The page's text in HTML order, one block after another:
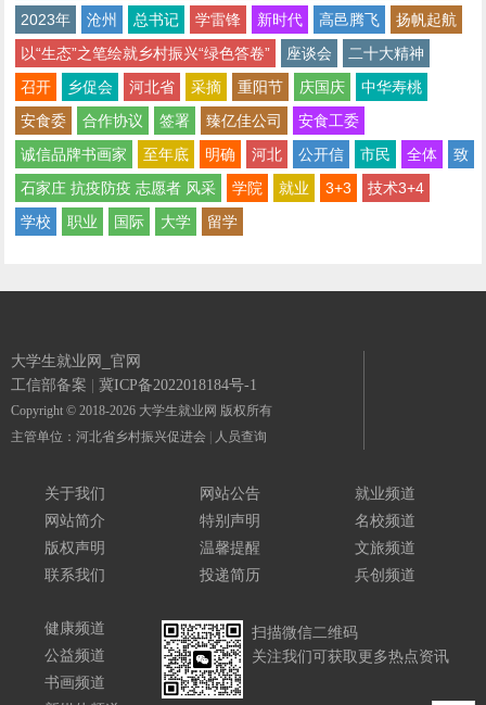
2023年
沧州 总书记 学雷锋 新时代 高邑腾飞
扬帆起航
以“生态”之笔绘就乡村振兴“绿色答卷”
座谈会
二十大精神
召开
乡促会 河北省 采摘 重阳节 庆国庆
中华寿桃
安食委
合作协议 签署 臻亿佳公司
安食工委
诚信品牌书画家
至年底 明确 河北 公开信 市民 全体
致
石家庄 抗疫防疫 志愿者 风采
学院 就业 3+3
技术3+4
学校
职业 国际 大学 留学
大学生就业网_官网
工信部备案 | 冀ICP备2022018184号-1
Copyright © 2018-2026 大学生就业网 版权所有
主管单位：河北省乡村振兴促进会 | 人员查询
关于我们
网站简介
版权声明
联系我们
网站公告
特别声明
温馨提醒
投递简历
就业频道
名校频道
文旅频道
兵创频道
健康频道
公益频道
书画频道
扫描微信二维码
关注我们可获取更多热点资讯